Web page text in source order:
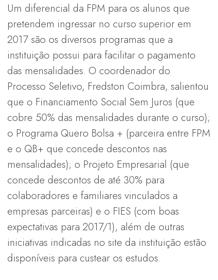
Um diferencial da FPM para os alunos que
pretendem ingressar no curso superior em
2017 são os diversos programas que a
instituição possui para facilitar o pagamento
das mensalidades. O coordenador do
Processo Seletivo, Fredston Coimbra, salientou
que o Financiamento Social Sem Juros (que
cobre 50% das mensalidades durante o curso);
o Programa Quero Bolsa + (parceira entre FPM
e o QB+ que concede descontos nas
mensalidades); o Projeto Empresarial (que
concede descontos de até 30% para
colaboradores e familiares vinculados a
empresas parceiras) e o FIES (com boas
expectativas para 2017/1), além de outras
iniciativas indicadas no site da instituição estão
disponíveis para custear os estudos.